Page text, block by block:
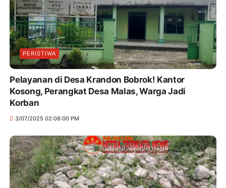
PERISTIWA
Pelayanan di Desa Krandon Bobrok! Kantor
Kosong, Perangkat Desa Malas, Warga Jadi
Korban
3/07/2025 02:08:00 PM